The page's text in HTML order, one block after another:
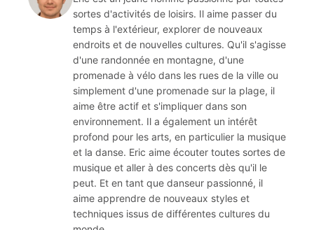
sortes d'activités de loisirs. Il aime passer du
temps à l'extérieur, explorer de nouveaux
endroits et de nouvelles cultures. Qu'il s'agisse
d'une randonnée en montagne, d'une
promenade à vélo dans les rues de la ville ou
simplement d'une promenade sur la plage, il
aime être actif et s'impliquer dans son
environnement. Il a également un intérêt
profond pour les arts, en particulier la musique
et la danse. Eric aime écouter toutes sortes de
musique et aller à des concerts dès qu'il le
peut. Et en tant que danseur passionné, il
aime apprendre de nouveaux styles et
techniques issus de différentes cultures du